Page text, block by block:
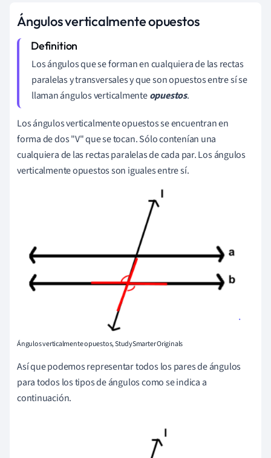
Ángulos verticalmente opuestos
Los ángulos que se forman en cualquiera de las rectas
paralelas y transversales y que son opuestos entre sí se
llaman ángulos verticalmenteopuestos.
Los ángulos verticalmente opuestos se encuentran en
forma de dos "V" que se tocan. Sólo contenían una
cualquiera de las rectas paralelas de cada par. Los ángulos
verticalmente opuestos son iguales entre sí.
Ángulos verticalmente opuestos, StudySmarter Originals
Así que podemos representar todos los pares de ángulos
para todos los tipos de ángulos como se indica a
continuación.